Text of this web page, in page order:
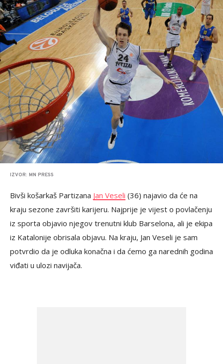
IZVOR: MN PRESS
Bivši košarkaš Partizana Jan Veseli (36) najavio da će na
kraju sezone završiti karijeru. Najprije je vijest o povlačenju
iz sporta objavio njegov trenutni klub Barselona, ali je ekipa
iz Katalonije obrisala objavu. Na kraju, Jan Veseli je sam
potvrdio da je odluka konačna i da ćemo ga narednih godina
viđati u ulozi navijača.